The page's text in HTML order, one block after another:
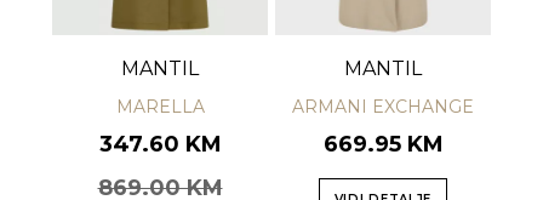
MANTIL
MARELLA
347.60 KM
869.00 KM
MANTIL
ARMANI EXCHANGE
669.95 KM